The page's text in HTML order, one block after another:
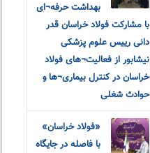
بهداشت حرفه¬ای
با مشارکت فولاد خراسان قدر
دانی رییس علوم پزشکی
نیشابور از فعالیت¬های فولاد
خراسان در کنترل بیماری¬ها و
حوادث شغلی
«فولاد خراسان»
با فاصله در جایگاه